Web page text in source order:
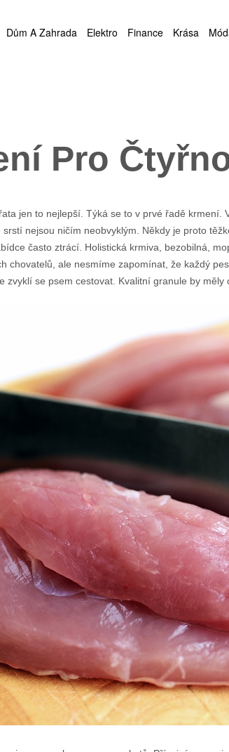
Dům A Zahrada Elektro Finance Krása
Pro
jen to nejlepší. Týká se to v prvé řadě krmení.
nejsou ničím neobvyklým. Někdy je proto
často ztrácí. Holistická krmiva, bezobilná,
chovatelů, ale nesmíme zapomínat, že každý
se psem cestovat. Kvalitní granule by měly